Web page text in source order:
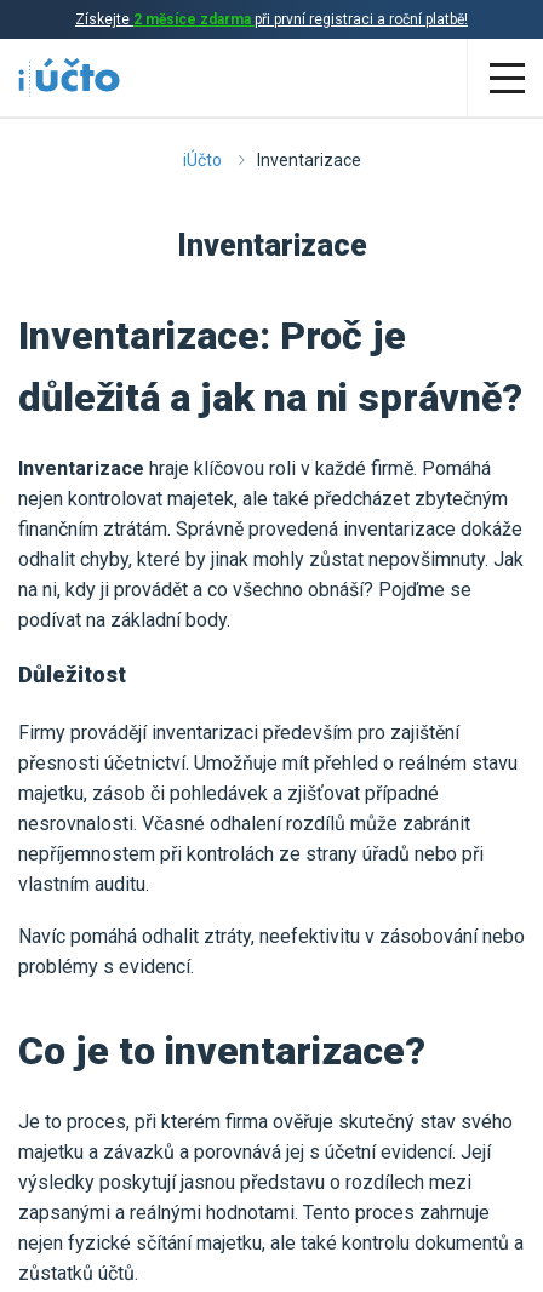
Získejte 2 měsíce zdarma při první registraci a roční platbě!
Aplikace
Fakturace
Online účetnictví
Online daňová evidence
Online fakturace
Propojení s bankou
Účetní a manažerské reporty
Všechny funkce
Ceník
Účetní služby
Pro uživatele iÚčto
Poptávka účetních služeb
Pro koho je určené
Pro firmy
Pro spolky Blog Kontakt
iÚčto Inventarizace
Inventarizace
Inventarizace: Proč je
důležitá a jak na ni správně?
Inventarizace hraje klíčovou roli v každé firmě. Pomáhá
nejen kontrolovat majetek, ale také předcházet zbytečným
finančním ztrátám. Správně provedená inventarizace dokáže
odhalit chyby, které by jinak mohly zůstat nepovšimnuty. Jak
na ni, kdy ji provádět a co všechno obnáší? Pojďme se
podívat na základní body.
Důležitost
Firmy provádějí inventarizaci především pro zajištění
přesnosti účetnictví. Umožňuje mít přehled o reálném stavu
majetku, zásob či pohledávek a zjišťovat případné
nesrovnalosti. Včasné odhalení rozdílů může zabránit
nepříjemnostem při kontrolách ze strany úřadů nebo při
vlastním auditu.
Navíc pomáhá odhalit ztráty, neefektivitu v zásobování nebo
problémy s evidencí.
Co je to inventarizace?
Je to proces, při kterém firma ověřuje skutečný stav svého
majetku a závazků a porovnává jej s účetní evidencí. Její
výsledky poskytují jasnou představu o rozdílech mezi
zapsanými a reálnými hodnotami. Tento proces zahrnuje
nejen fyzické sčítání majetku, ale také kontrolu dokumentů a
zůstatků účtů.